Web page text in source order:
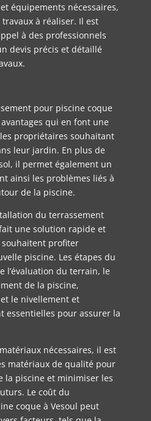
équipements nécessaires,
à réaliser. Il est
à des professionnels
devis précis et détaillé
pour piscine coque
qui en font une
propriétaires souhaitant
leur jardin. En plus de
il permet également un
ainsi les problèmes liés à
de la piscine.
du terrassement
une solution rapide et
profiter
piscine. Les étapes du
l’évaluation du terrain, le
de la piscine,
le nivellement et
essentielles pour assurer la
nécessaires, il est
matériaux de qualité pour
piscine et minimiser les
Le coût du
coque à Vesoul peut